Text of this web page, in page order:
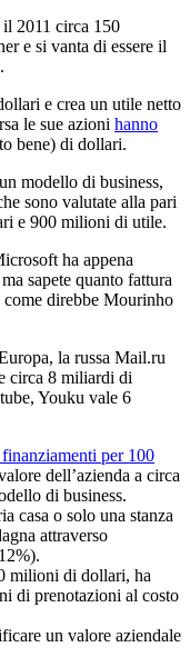
2011 circa 150
e si vanta di essere il
e crea un utile netto
le sue azioni hanno
bene) di dollari.
modello di business,
sono valutate alla pari
e 900 milioni di utile.
ha appena
sapete quanto fattura
direbbe Mourinho
la russa Mail.ru
circa 8 miliardi di
Youku vale 6
finanziamenti per 100
dell’azienda a circa
di business.
casa o solo una stanza
attraverso
milioni di dollari, ha
di prenotazioni al costo
un valore aziendale